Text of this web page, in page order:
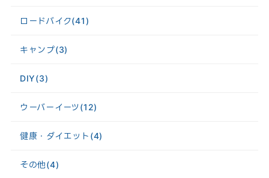
ロードバイク(41)
キャンプ(3)
DIY(3)
ウーバーイーツ(12)
健康・ダイエット (4)
その他(4)